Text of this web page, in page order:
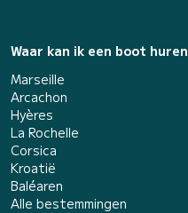
Waar kan ik een boot huren
Marseille
Arcachon
Hyères
La Rochelle
Corsica
Kroatië
Baléaren
Alle bestemmingen